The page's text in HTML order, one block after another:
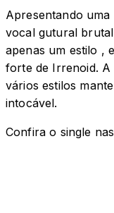
Apresentando
vocal gutural
apenas um estilo ,
forte de Irrenoid.
vários estilos
intocável.
Confira o single